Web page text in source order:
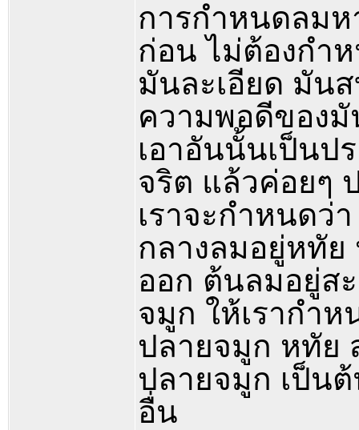
การกำหนดลมห
ก่อน ไม่ต้องกำ
มันละเอียด มัน
ความพอดีของ
เอาอันนั้นเป็นป
จริต แล้วค่อยๆ
เราจะกำหนดว่
กลางลมอยู่หทัย
ออก ต้นลมอยู่ส
จมูก ให้เรากำ
ปลายจมูก หทัย
ปลายจมูก เป็น
อื่น